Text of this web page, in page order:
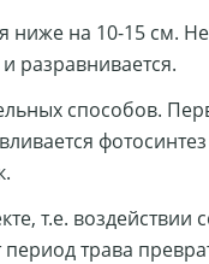
на 10-15 см.
разравнивается.
способов.
т.е.
трава